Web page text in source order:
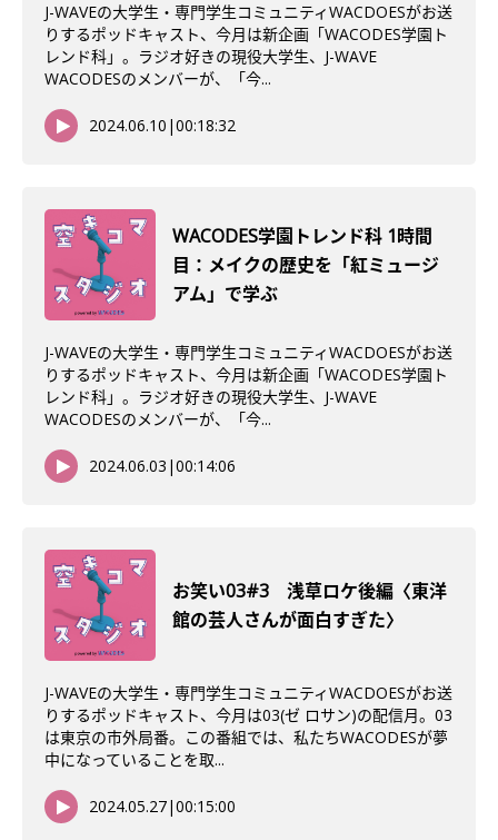
J-WAVEの大学生・専門学生コミュニティWACDOESがお送
りするポッドキャスト、今月は新企画「WACODES学園ト
レンド科」。ラジオ好きの現役大学生、J-WAVE
WACODESのメンバーが、「今...
2024.06.10 |00:18:32
WACODES学園トレンド科 1時間
目：メイクの歴史を「紅ミュージ
アム」で学ぶ
J-WAVEの大学生・専門学生コミュニティWACDOESがお送
りするポッドキャスト、今月は新企画「WACODES学園ト
レンド科」。ラジオ好きの現役大学生、J-WAVE
WACODESのメンバーが、「今...
2024.06.03 |00:14:06
お笑い03#3 浅草ロケ後編〈東洋
館の芸人さんが面白すぎた〉
J-WAVEの大学生・専門学生コミュニティWACDOESがお送
りするポッドキャスト、今月は03(ゼ ロサン)の配信月。03
は東京の市外局番。この番組では、私たちWACODESが夢
中になっていることを取...
2024.05.27|00:15:00